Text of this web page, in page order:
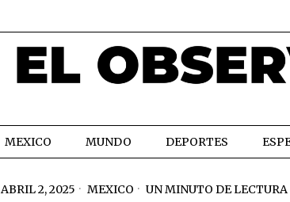
MEXICO MUNDO DEPORTES
ABRIL 2, 2025 MEXICO UN MINUTO DE LECTURA